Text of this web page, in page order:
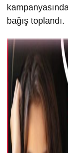
bağış toplandı.